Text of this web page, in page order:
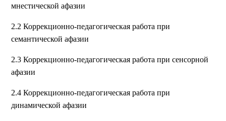
мнестической афазии
2.2 Коррекционно-педагогическая работа при
семантической афазии
2.3 Коррекционно-педагогическая работа при сенсорной
афазии
2.4 Коррекционно-педагогическая работа при
динамической афазии